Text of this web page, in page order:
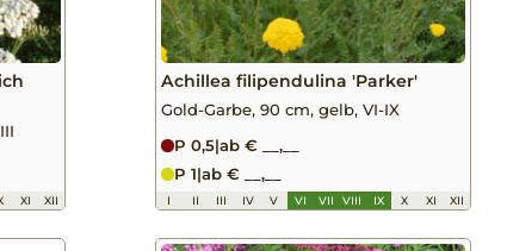
XI XII
Achillea filipendulina 'Parker'
Gold-Garbe, 90 cm, gelb, VI-IX
P 0,5|ab € __,__
P 1|ab € __,__
I II III IV V VI VII VIII IX X XI XII